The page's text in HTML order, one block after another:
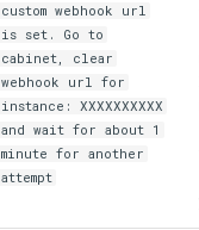
custom webhook url
is set. Go to
cabinet, clear
webhook url for
instance: ХХХХХХХХХХ
and wait for about 1
minute for another
attempt